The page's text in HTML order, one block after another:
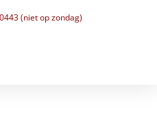
(niet op zondag)